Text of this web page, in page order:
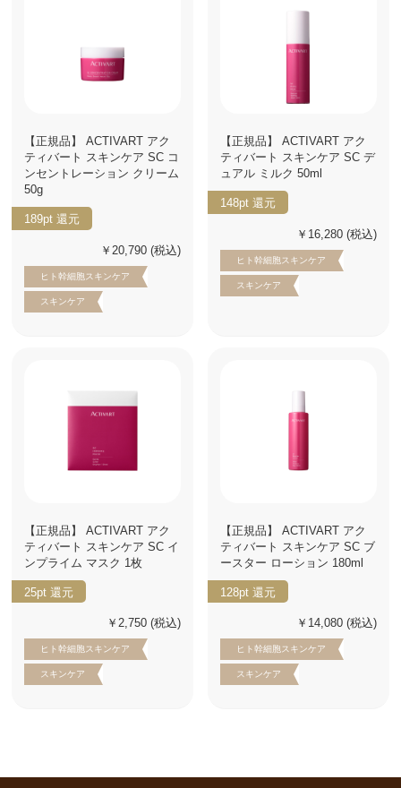
【正規品】 ACTIVART アク
ティバート スキンケア SC コ
ンセントレーション クリーム
50g
189pt 還元
￥20,790 (税込)
ヒト幹細胞スキンケア
スキンケア
【正規品】 ACTIVART アク
ティバート スキンケア SC デ
ュアル ミルク 50ml
148pt 還元
￥16,280 (税込)
ヒト幹細胞スキンケア
スキンケア
【正規品】 ACTIVART アク
ティバート スキンケア SC イ
ンプライム マスク 1枚
25pt 還元
￥2,750 (税込)
ヒト幹細胞スキンケア
スキンケア
【正規品】 ACTIVART アク
ティバート スキンケア SC ブ
ースター ローション 180ml
128pt 還元
￥14,080 (税込)
ヒト幹細胞スキンケア
スキンケア